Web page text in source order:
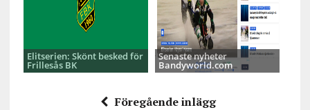
Elitserien: Skönt besked för
Frillesås BK
Senaste nyheter
Bandyworld.com
Föregående inlägg